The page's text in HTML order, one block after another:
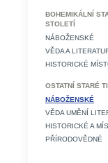
BOHEMIKÁLNÍ
STOLETÍ
NÁBOŽENSKÉ
VĚDA A
HISTORICKÉ
OSTATNÍ STARÉ
NÁBOŽENSKÉ
VĚDA UMĚNÍ
HISTORICKÉ A
PŘÍRODOVĚDNÉ